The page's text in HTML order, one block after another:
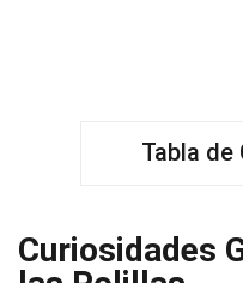
Tabla
Curiosidades